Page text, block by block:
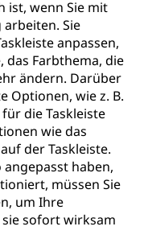
ist, wenn Sie mit
Sie
anpassen,
das Farbthema, die
ändern. Darüber
Optionen, wie z. B.
die Taskleiste
wie das
der Taskleiste.
angepasst haben,
müssen Sie
um Ihre
sofort wirksam